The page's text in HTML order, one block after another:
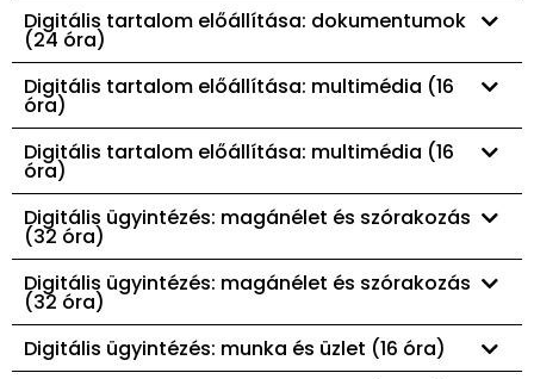
Digitális tartalom előállítása: dokumentumok
(24 óra)
Digitális tartalom előállítása: multimédia (16
óra)
Digitális tartalom előállítása: multimédia (16
óra)
Digitális ügyintézés: magánélet és szórakozás
(32 óra)
Digitális ügyintézés: magánélet és szórakozás
(32 óra)
Digitális ügyintézés: munka és üzlet (16 óra)